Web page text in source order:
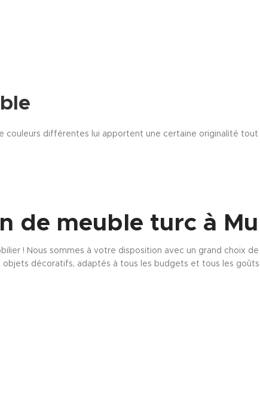
couleurs différentes lui apportent une certaine originalité
de meuble turc à
! Nous sommes à votre disposition avec un grand choix
objets décoratifs, adaptés à tous les budgets et tous les goûts.